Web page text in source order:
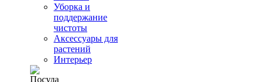
Уборка и
поддержание
чистоты
Аксессуары для
растений
Интерьер